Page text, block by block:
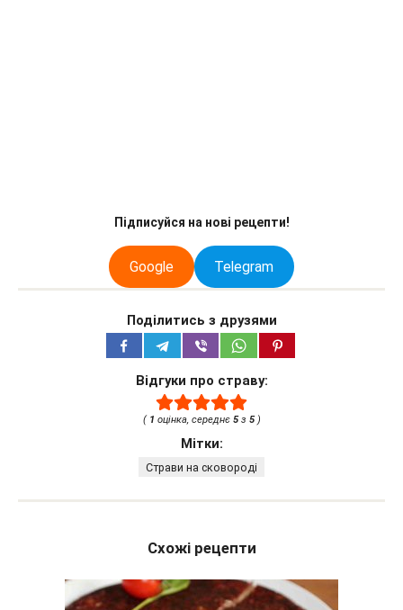
Підписуйся на нові рецепти!
Google Telegram
Поділитись з друзями
Відгуки про страву:
( 1 оцінка, середнє 5з 5)
Мітки:
Страви на сковороді
Схожі рецепти